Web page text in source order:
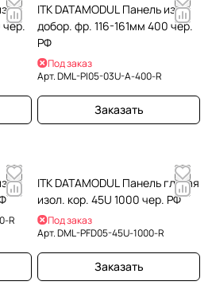
ITK DATAMODUL Панель изол.
добор. фр. 116-161мм 400 чер.
РФ
Под заказ
Арт.DML-PI05-03U-A-400-R
Заказать
R
ITK DATAMODUL Панель глухая
изол. кор. 45U 1000 чер. РФ
Под заказ
Арт.DML-PFD05-45U-1000-R
Заказать